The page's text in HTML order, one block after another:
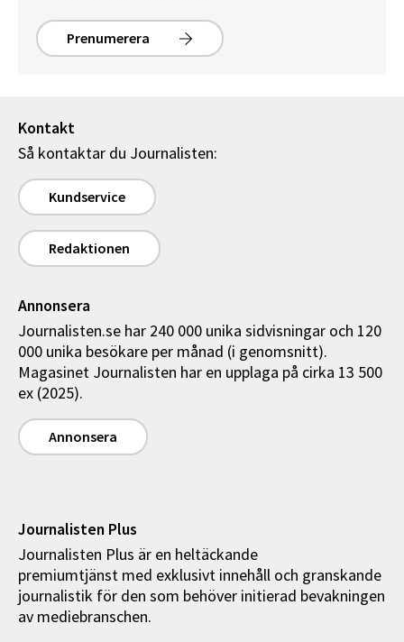
Prenumerera
Kontakt
Så kontaktar du Journalisten:
Kundservice
Redaktionen
Annonsera
Journalisten.se har 240 000 unika sidvisningar och 120
000 unika besökare per månad (i genomsnitt).
Magasinet Journalisten har en upplaga på cirka 13 500
ex (2025).
Annonsera
Journalisten Plus
Journalisten Plus är en heltäckande
premiumtjänst med exklusivt innehåll och granskande
journalistik för den som behöver initierad bevakningen
av mediebranschen.